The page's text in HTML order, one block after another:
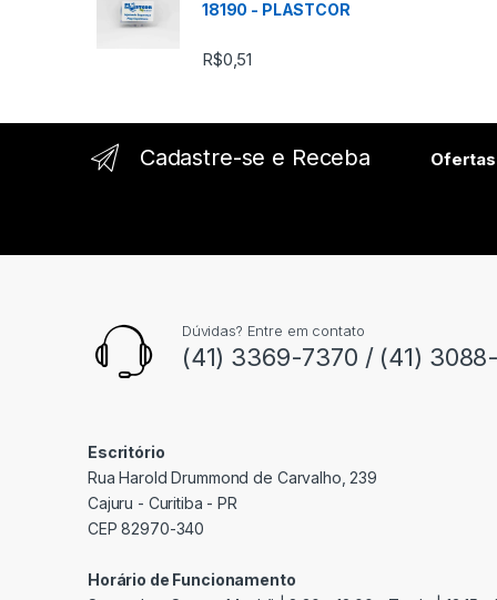
l
18190 - PLASTCOR
R$0,51
Cadastre-se e Receba
Dúvidas? Entre em contato
(41) 3369-7370 / (41)
Escritório
Rua Harold Drummond de Carvalho, 239
Cajuru - Curitiba - PR
CEP 82970-340
Horário de Funcionamento